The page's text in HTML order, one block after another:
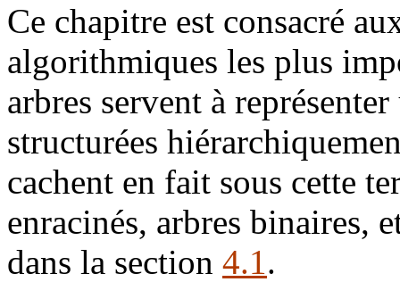
Ce chapitre est consacré
algorithmiques les plus
arbres servent à
structurées
cachent en fait sous cette
enracinés, arbres binaires,
dans la section 4.1 .